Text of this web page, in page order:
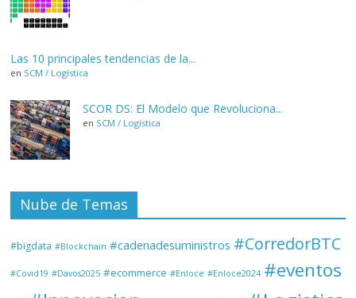
Las 10 principales tendencias de la...
en SCM / Logística
SCOR DS: El Modelo que Revoluciona...
en SCM / Logística
Nube de Temas
#bigdata #Blockchain #cadenadesuministros #CorredorBTC
#Covid19 #Davos2025 #ecommerce #Enloce #Enloce2024 #eventos